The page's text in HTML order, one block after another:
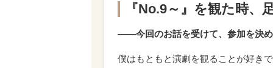
『No.9～』を観た時、
――今回のお話を受けて、参加を決
僕はもともと演劇を観ることが好き